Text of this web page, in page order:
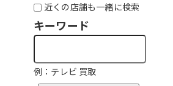
近くの店舗も一緒に検索
キーワード
例：テレビ 買取